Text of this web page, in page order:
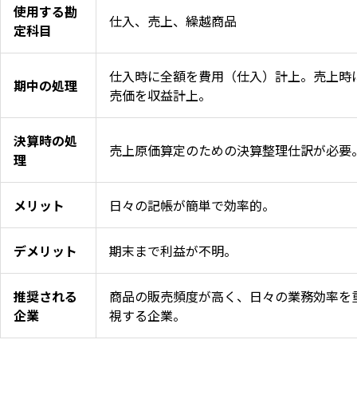
使用する勘
定科目
仕入、売上、繰越商品
期中の処理
仕入時に全額を費用（仕入）計上。売上時
売価を収益計上。
決算時の処
理
売上原価算定のための決算整理仕訳が必要
メリット 日々の記帳が簡単で効率的。
デメリット 期末まで利益が不明。
推奨される
企業
商品の販売頻度が高く、日々の業務効率を
視する企業。